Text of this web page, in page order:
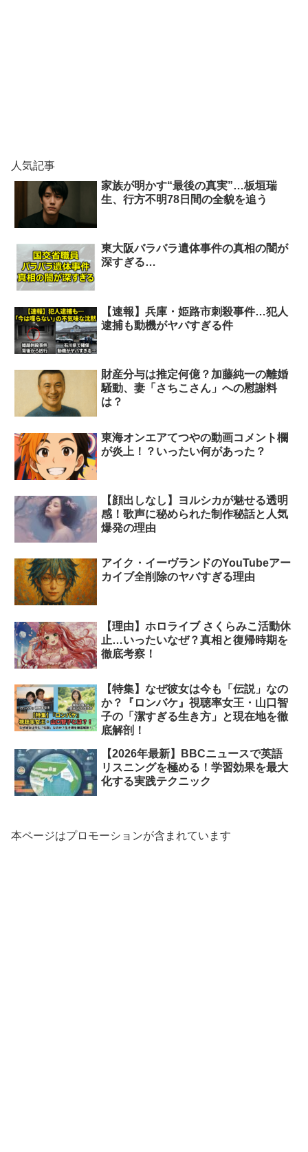
人気記事
家族が明かす“最後の真実”…板垣瑞
生、行方不明78日間の全貌を追う
東大阪バラバラ遺体事件の真相の闇が
深すぎる…
【速報】兵庫・姫路市刺殺事件…犯人
逮捕も動機がヤバすぎる件
財産分与は推定何億？加藤純一の離婚
騒動、妻「さちこさん」への慰謝料
は？
東海オンエアてつやの動画コメント欄
が炎上！？いったい何があった？
【顔出しなし】ヨルシカが魅せる透明
感！歌声に秘められた制作秘話と人気
爆発の理由
アイク・イーヴランドのYouTubeアー
カイブ全削除のヤバすぎる理由
【理由】ホロライブ さくらみこ活動休
止…いったいなぜ？真相と復帰時期を
徹底考察！
【特集】なぜ彼女は今も「伝説」なの
か？『ロンバケ』視聴率女王・山口智
子の「潔すぎる生き方」と現在地を徹
底解剖！
【2026年最新】BBCニュースで英語
リスニングを極める！学習効果を最大
化する実践テクニック
本ページはプロモーションが含まれています